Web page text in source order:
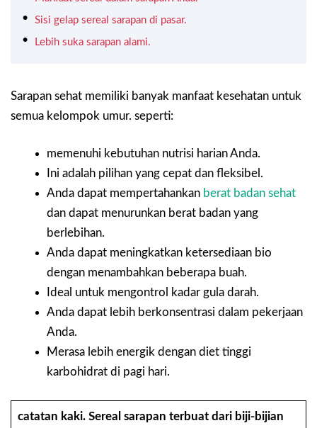
Sisi gelap sereal sarapan di pasar.
Lebih suka sarapan alami.
Sarapan sehat memiliki banyak manfaat kesehatan untuk
semua kelompok umur. seperti:
memenuhi kebutuhan nutrisi harian Anda.
Ini adalah pilihan yang cepat dan fleksibel.
Anda dapat mempertahankan berat badan sehat
dan dapat menurunkan berat badan yang
berlebihan.
Anda dapat meningkatkan ketersediaan bio
dengan menambahkan beberapa buah.
Ideal untuk mengontrol kadar gula darah.
Anda dapat lebih berkonsentrasi dalam pekerjaan
Anda.
Merasa lebih energik dengan diet tinggi
karbohidrat di pagi hari.
catatan kaki. Sereal sarapan terbuat dari biji-bijian